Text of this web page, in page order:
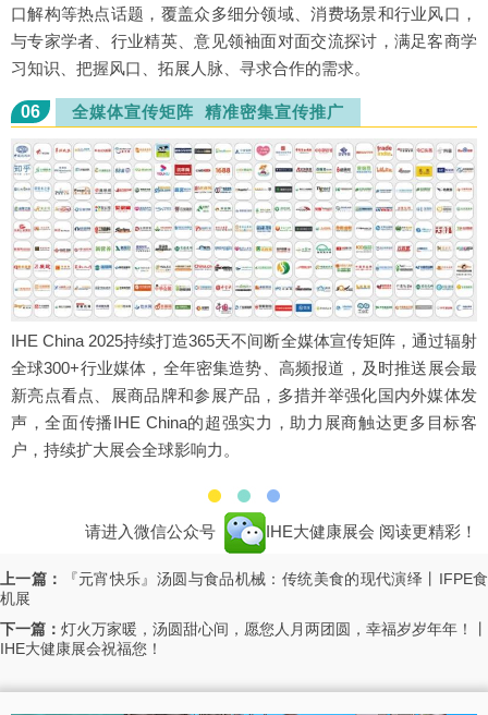
口解构等热点话题，覆盖众多细分领域、消费场景和行业风口，
与专家学者、行业精英、意见领袖面对面交流探讨，满足客商学
习知识、把握风口、拓展人脉、寻求合作的需求。
06 全媒体宣传矩阵 精准密集宣传推广
IHE China 2025持续打造365天不间断全媒体宣传矩阵，通过辐射
全球300+行业媒体，全年密集造势、高频报道，及时推送展会最
新亮点看点、展商品牌和参展产品，多措并举强化国内外媒体发
声，全面传播IHE China的超强实力，助力展商触达更多目标客
户，持续扩大展会全球影响力。
请进入微信公众号 IHE大健康展会 阅读更精彩！
上一篇：
『元宵快乐』汤圆与食品机械：传统美食的现代演绎丨IFPE食
机展
下一篇： 灯火万家暖，汤圆甜心间，愿您人月两团圆，幸福岁岁年年！丨
IHE大健康展会祝福您！